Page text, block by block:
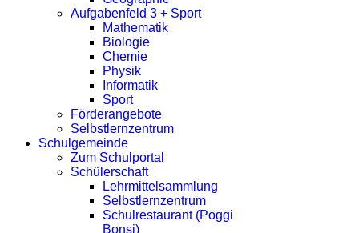
Aufgabenfeld 3 + Sport
Mathematik
Biologie
Chemie
Physik
Informatik
Sport
Förderangebote
Selbstlernzentrum
Schulgemeinde
Zum Schulportal
Schülerschaft
Lehrmittelsammlung
Selbstlernzentrum
Schulrestaurant (Poggi
Bonsi)